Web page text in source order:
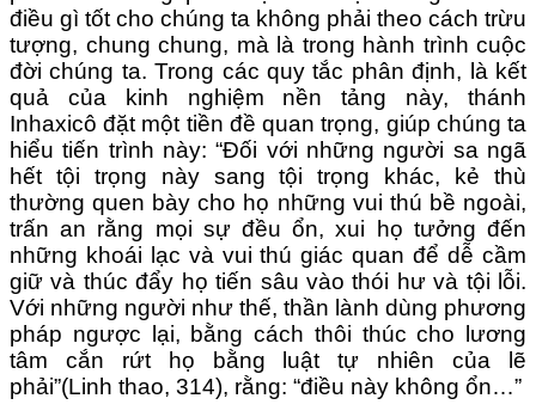
điều gì tốt cho chúng ta không phải theo cách trừu
tượng, chung chung, mà là trong hành trình cuộc
đời chúng ta. Trong các quy tắc phân định, là kết
quả của kinh nghiệm nền tảng này, thánh
Inhaxicô đặt một tiền đề quan trọng, giúp chúng ta
hiểu tiến trình này: “Đối với những người sa ngã
hết tội trọng này sang tội trọng khác, kẻ thù
thường quen bày cho họ những vui thú bề ngoài,
trấn an rằng mọi sự đều ổn, xui họ tưởng đến
những khoái lạc và vui thú giác quan để dễ cầm
giữ và thúc đẩy họ tiến sâu vào thói hư và tội lỗi.
Với những người như thế, thần lành dùng phương
pháp ngược lại, bằng cách thôi thúc cho lương
tâm cắn rứt họ bằng luật tự nhiên của lẽ
phải”(Linh thao, 314), rằng: “điều này không ổn…”